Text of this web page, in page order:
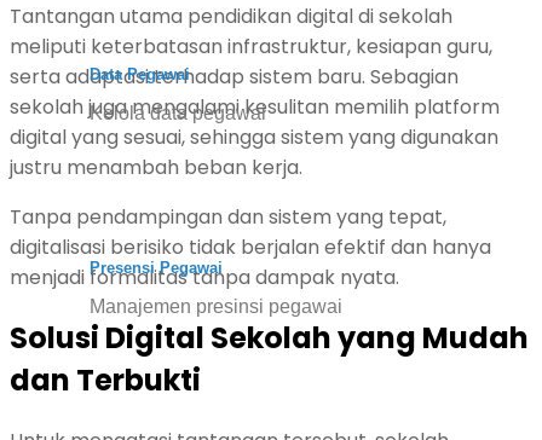
Data Pegawai
Kelola data pegawai
Presensi Pegawai
Manajemen presinsi pegawai
Tantangan utama pendidikan digital di sekolah
meliputi keterbatasan infrastruktur, kesiapan guru,
serta adaptasi terhadap sistem baru. Sebagian
sekolah juga mengalami kesulitan memilih platform
digital yang sesuai, sehingga sistem yang digunakan
justru menambah beban kerja.
Tanpa pendampingan dan sistem yang tepat,
digitalisasi berisiko tidak berjalan efektif dan hanya
menjadi formalitas tanpa dampak nyata.
Solusi Digital Sekolah yang Mudah
dan Terbukti